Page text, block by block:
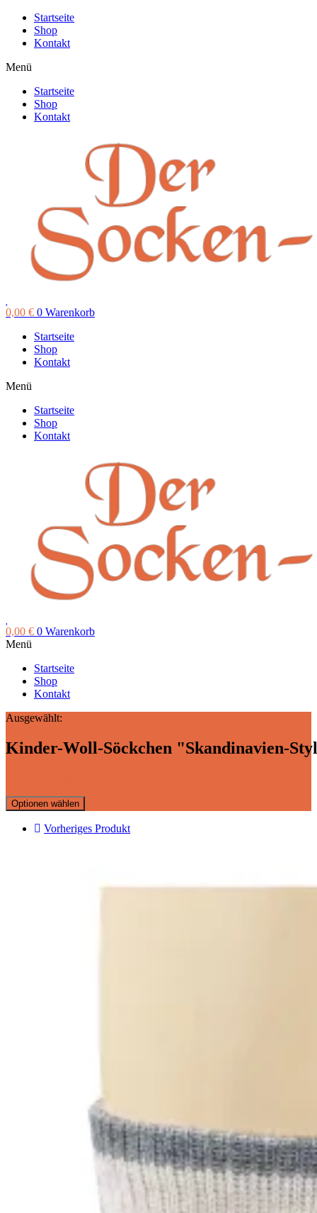
Zum
Inhalt
springen
Startseite
Shop
Kontakt
Menü
Startseite
Shop
Kontakt
0,00 € 0 Warenkorb
Startseite
Shop
Kontakt
Menü
Startseite
Shop
Kontakt
0,00 € 0 Warenkorb
Menü
Startseite
Shop
Kontakt
Ausgewählt:
Kinder-Woll-Söckchen "Skandinavien-
Optionen wählen
Vorheriges Produkt